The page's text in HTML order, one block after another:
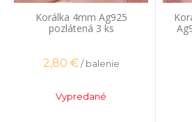
Korálka 4mm Ag925
pozlátená 3 ks
2,80 € / balenie
Vypredané